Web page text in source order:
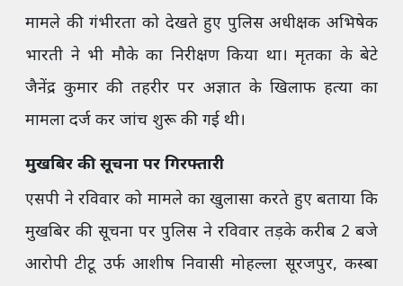
मामले की गंभीरता को देखते हुए पुलिस अधीक्षक अभिषेक
भारती ने भी मौके का निरीक्षण किया था। मृतका के बेटे
जैनेंद्र कुमार की तहरीर पर अज्ञात के खिलाफ हत्या का
मामला दर्ज कर जांच शुरू की गई थी।
मुखबिर की सूचना पर गिरफ्तारी
एसपी ने रविवार को मामले का खुलासा करते हुए बताया कि
मुखबिर की सूचना पर पुलिस ने रविवार तड़के करीब 2 बजे
आरोपी टीटू उर्फ आशीष निवासी मोहल्ला सूरजपुर, कस्बा